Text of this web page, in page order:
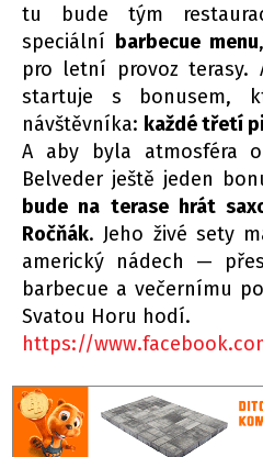
tu bude tým
speciální barbecue menu
pro letní provoz
startuje s bonusem,
návštěvníka: každé třetí
A aby byla atmosféra
Belveder ještě jeden
bude na terase hrát
Ročňák. Jeho živé sety
americký nádech —
barbecue a večernímu
Svatou Horu hodí.
https://